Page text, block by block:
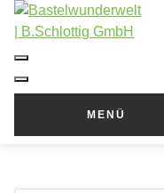
Zum
Inhalt
springen
MENÜ